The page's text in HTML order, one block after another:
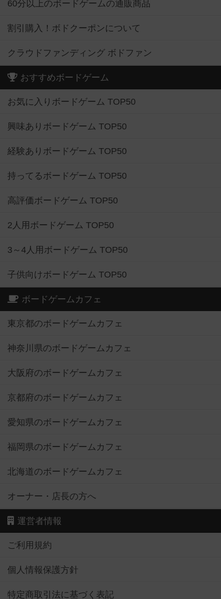
60分以上のボードゲームの通販商品
割引購入！ボドクーポンについて
クラウドファンディング ボドファン
おすすめボードゲーム
お気に入りボードゲーム TOP50
興味ありボードゲーム TOP50
経験ありボードゲーム TOP50
持ってるボードゲーム TOP50
高評価ボードゲーム TOP50
2人用ボードゲーム TOP50
3～4人用ボードゲーム TOP50
子供向けボードゲーム TOP50
ボードゲームカフェ
東京都のボードゲームカフェ
神奈川県のボードゲームカフェ
大阪府のボードゲームカフェ
京都府のボードゲームカフェ
愛知県のボードゲームカフェ
福岡県のボードゲームカフェ
北海道のボードゲームカフェ
オーナー・店長の方へ
運営者情報
ご利用規約
個人情報保護方針
特定商取引法に基づく表記